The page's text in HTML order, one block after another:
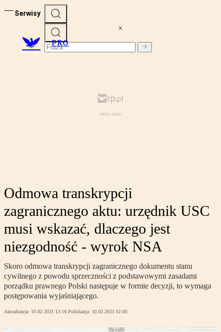
Serwisy
PRO
Odmowa transkrypcji
zagranicznego aktu: urzędnik USC
musi wskazać, dlaczego jest
niezgodność - wyrok NSA
Skoro odmowa transkrypcji zagranicznego dokumentu stanu
cywilnego z powodu sprzeczności z podstawowymi zasadami
porządku prawnego Polski następuje w formie decyzji, to wymaga
postępowania wyjaśniającego.
Aktualizacja: 10.02.2021 13:16 Publikacja: 10.02.2021 02:00